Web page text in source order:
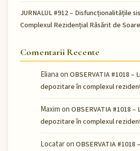
JURNALUL #912 – Disfuncționalitățile
Complexul Rezidențial Răsărit de Soare
Comentarii Recente
Elianaon OBSERVATIA #1018 –
depozitare în complexul
Maximon OBSERVATIA #1018
depozitare în complexul
Locataron OBSERVATIA #1018